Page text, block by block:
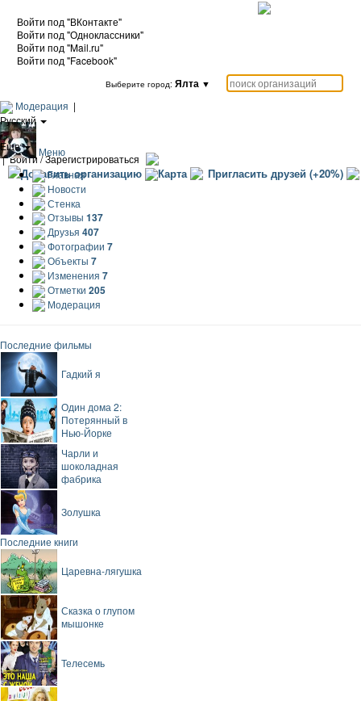
Войти под "ВКонтакте"
Войти под "Одноклассники"
Войти под "Mail.ru"
Войти под "Facebook"
Выберите город: Ялта ▼
Модерация |
Русский
|
Еще
|Войти / Зарегистрироваться
Добавить организацию Карта Пригласить друзей (+20%)
Меню
Главная
Новости
Стенка
Отзывы 137
Друзья 407
Фотографии 7
Объекты 7
Изменения 7
Отметки 205
Модерация
Последние фильмы
Гадкий я
Один дома 2:
Потерянный в
Нью-Йорке
Чарли и
шоколадная
фабрика
Золушка
Последние книги
Царевна-лягушка
Сказка о глупом
мышонке
Телесемь